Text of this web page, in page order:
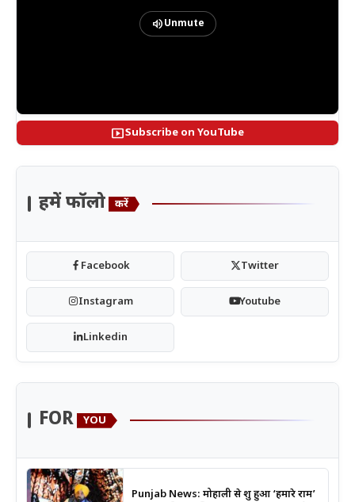
volume_upUnmute
smart_displaySubscribe on YouTube
हमें फॉलो करें
Facebook Twitter
Instagram Youtube
Linkedin
FOR YOU
Punjab News: मोहाली से शुरू हुआ ‘हमारे राम’